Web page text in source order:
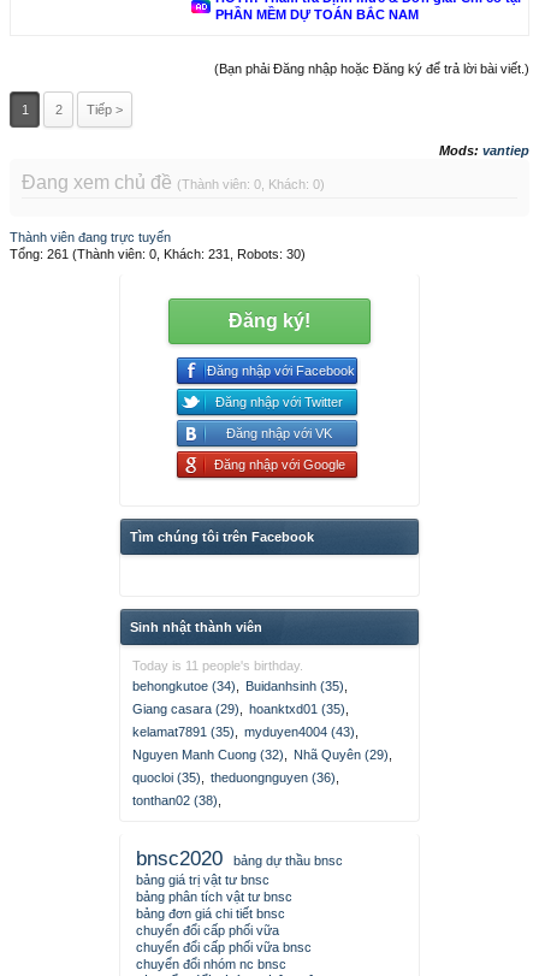
PHẦN MỀM DỰ TOÁN BẮC NAM
(Bạn phải Đăng nhập hoặc Đăng ký để trả lời bài viết.)
1 2 Tiếp >
Mods: vantiep
Đang xem chủ đề (Thành viên: 0, Khách: 0)
Thành viên đang trực tuyến
Tổng: 261 (Thành viên: 0, Khách: 231, Robots: 30)
Đăng ký!
Đăng nhập với Facebook
Đăng nhập với Twitter
Đăng nhập với VK
Đăng nhập với Google
Tìm chúng tôi trên Facebook
Sinh nhật thành viên
Today is 11 people's birthday.
behongkutoe (34)
Buidanhsinh (35)
Giang casara (29)
hoanktxd01 (35)
kelamat7891 (35)
myduyen4004 (43)
Nguyen Manh Cuong (32)
Nhã Quyên (29)
quocloi (35)
theduongnguyen (36)
tonthan02 (38)
bnsc2020
bảng dự thầu bnsc
bảng giá trị vật tư bnsc
bảng phân tích vật tư bnsc
bảng đơn giá chi tiết bnsc
chuyển đổi cấp phối vữa
chuyển đổi cấp phối vữa bnsc
chuyển đổi nhóm nc bnsc